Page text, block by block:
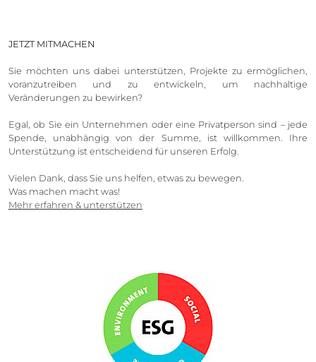
JETZT MITMACHEN
Sie möchten uns dabei unterstützen, Projekte zu ermöglichen,
voranzutreiben und zu entwickeln, um nachhaltige
Veränderungen zu bewirken?
Egal, ob Sie ein Unternehmen oder eine Privatperson sind – jede
Spende, unabhängig von der Summe, ist willkommen. Ihre
Unterstützung ist entscheidend für unseren Erfolg.
Vielen Dank, dass Sie uns helfen, etwas zu bewegen.
Was machen macht was!
Mehr erfahren & unterstützen